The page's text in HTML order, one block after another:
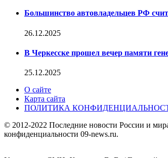
Большинство автовладельцев РФ
26.12.2025
В Черкесске прошел вечер памяти
25.12.2025
О сайте
Карта сайта
ПОЛИТИКА КОНФИДЕНЦИАЛЬНОСТИ
© 2012-2022 Последние новости России и
конфиденциальности 09-news.ru.